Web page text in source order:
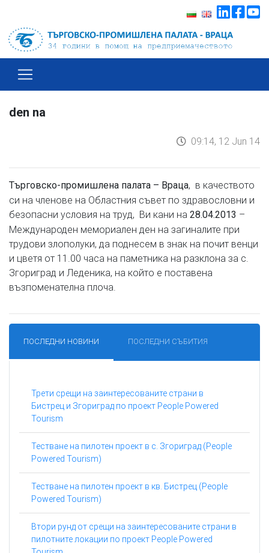
den na
09:14, 12 Jun 14
Търговско-промишлена палата – Враца, в качеството
си на членове на Областния съвет по здравословни и
безопасни условия на труд, Ви кани на 28.04.2013 –
Международен мемориален ден на загиналите при
трудови злополуки, да поднесем в знак на почит венци
и цветя от 11.00 часа на паметника на разклона за с.
Згориград и Леденика, на който е поставена
възпоменателна плоча.
ПОСЛЕДНИ НОВИНИ ПОСЛЕДНИ СЪБИТИЯ
Трети срещи на заинтересованите страни в
Бистрец и Згориград по проект People Powered
Tourism
Тестване на пилотен проект в с. Згориград (People
Powered Tourism)
Тестване на пилотен проект в кв. Бистрец (People
Powered Tourism)
Втори рунд от срещи на заинтересованите страни в
пилотните локации по проект People Powered